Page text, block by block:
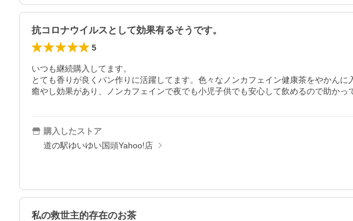
抗コロナウイルスとして効果有るそうです。
5
いつも継続購入してます。
とても香りが良くパン作りに活躍してます。色々なノンカフェイン健康茶をやかん
癒やし効果があり、ノンカフェインで夜でも小児子供でも安心して飲めるので助かっ
購入したストア
道の駅ゆいゆい国頭Yahoo!店
私の救世主的存在のお茶